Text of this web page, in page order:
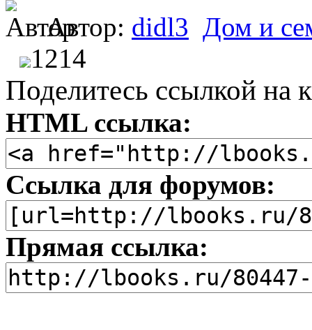
Автор: didl3 Дом и
1214
Поделитесь ссылкой на
HTML ссылка:
Ссылка для форумов:
Прямая ссылка: